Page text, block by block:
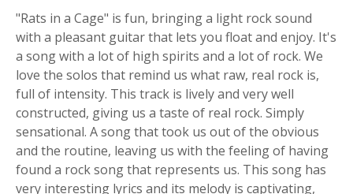
"Rats in a Cage" is fun, bringing a light rock sound
with a pleasant guitar that lets you float and enjoy. It's
a song with a lot of high spirits and a lot of rock. We
love the solos that remind us what raw, real rock is,
full of intensity. This track is lively and very well
constructed, giving us a taste of real rock. Simply
sensational. A song that took us out of the obvious
and the routine, leaving us with the feeling of having
found a rock song that represents us. This song has
very interesting lyrics and its melody is captivating,